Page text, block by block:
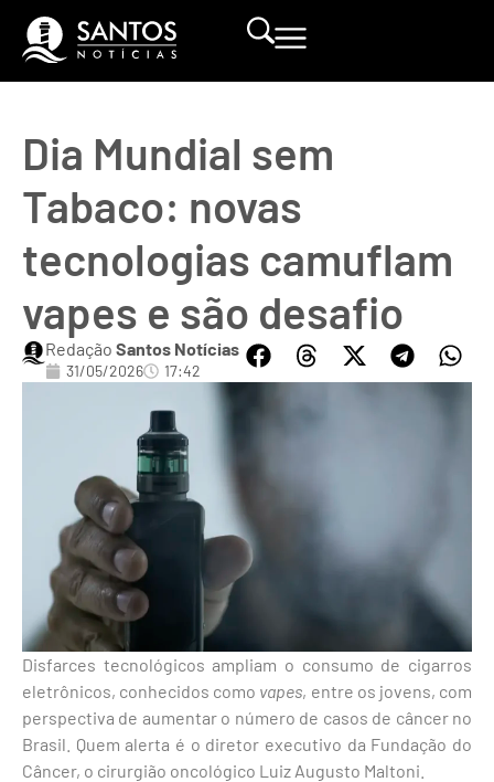
Dia Mundial sem
Tabaco: novas
tecnologias camuflam
vapes e são desafio
Redação Santos Notícias
31/05/2026 17:42
Disfarces tecnológicos ampliam o consumo de cigarros
eletrônicos, conhecidos como vapes, entre os jovens, com
perspectiva de aumentar o número de casos de câncer no
Brasil. Quem alerta é o diretor executivo da Fundação do
Câncer, o cirurgião oncológico Luiz Augusto Maltoni.